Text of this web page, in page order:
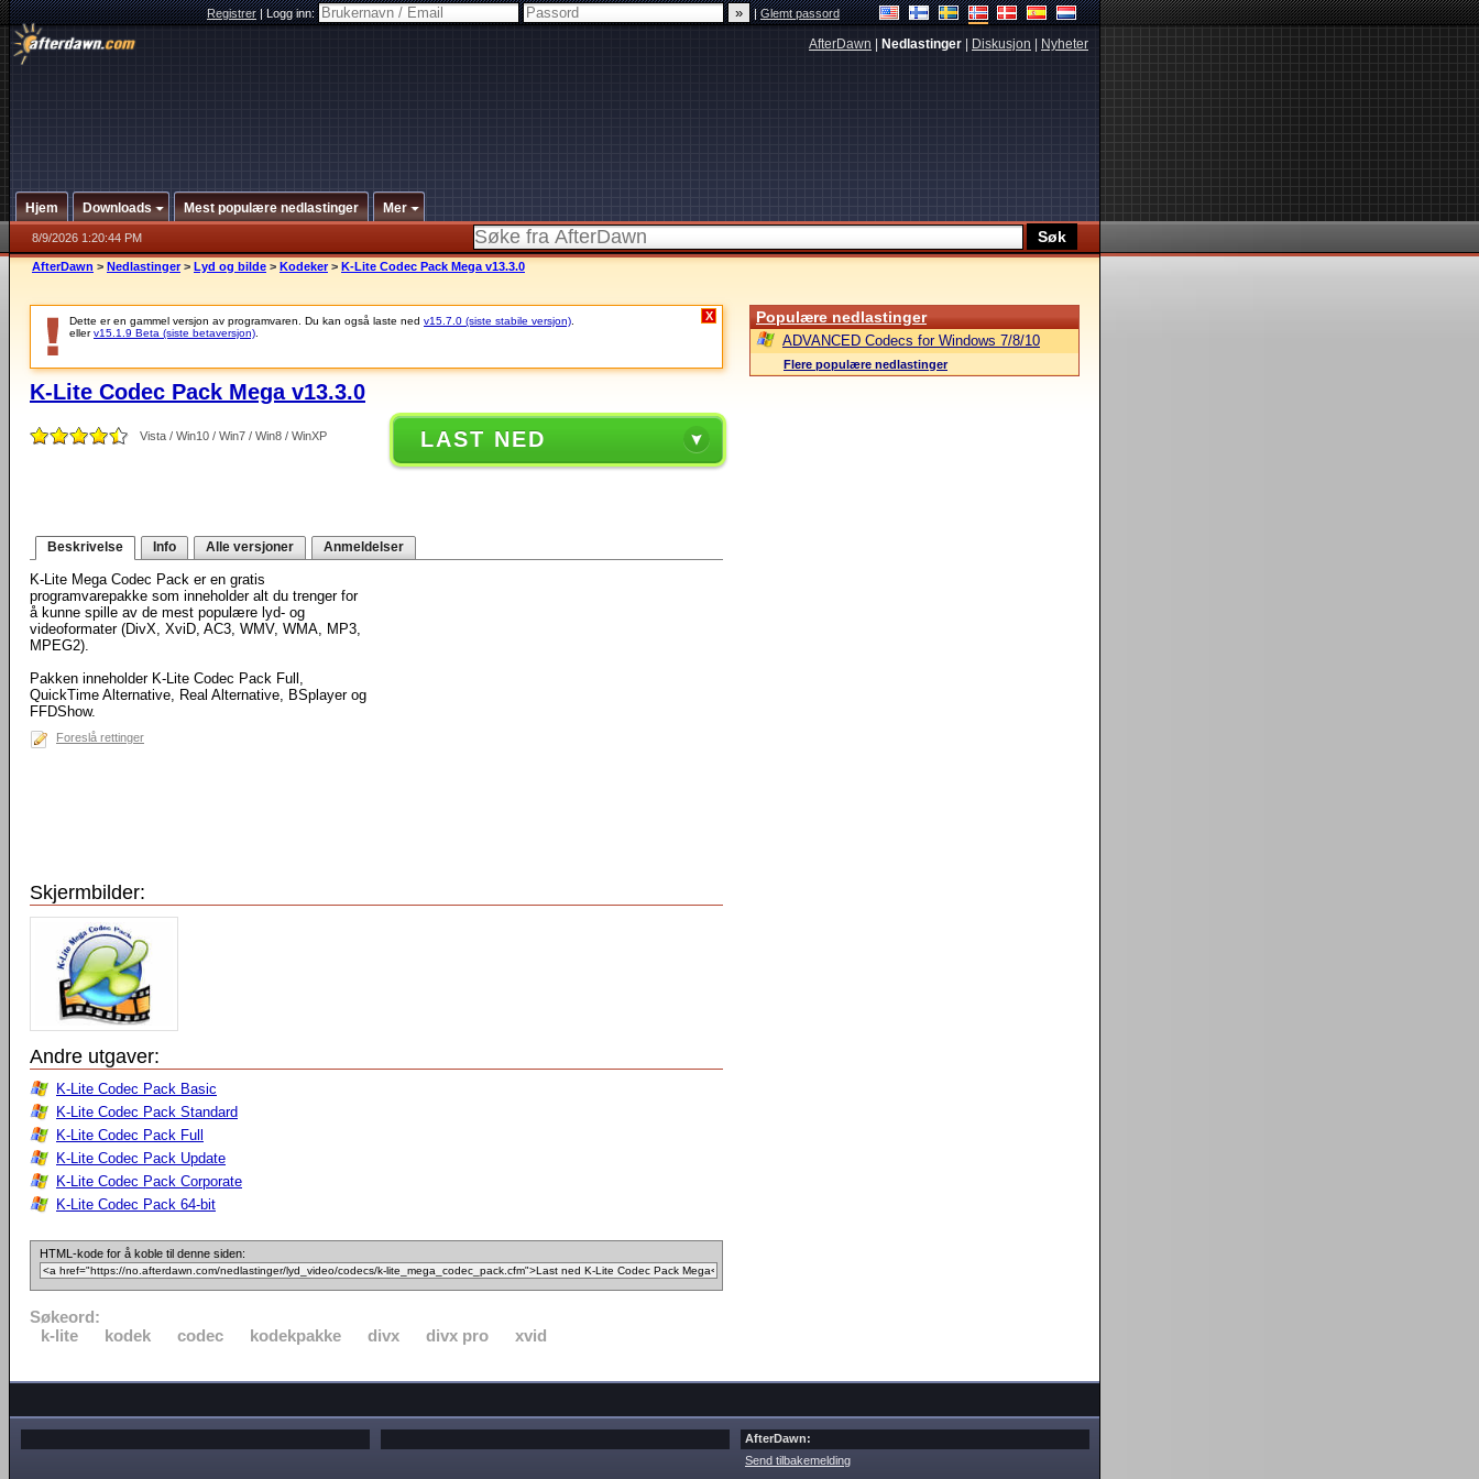
Registrer|Logg inn: |Glemt passord
AfterDawn Nedlastinger Diskusjon Nyheter
Hjem Downloads Mest populære nedlastinger Mer
8/9/2026 1:20:44 PM
AfterDawn > Nedlastinger > Lyd og bilde > Kodeker > K-Lite Codec Pack Mega v13.3.0
Dette er en gammel versjon av programvaren. Du kan også laste ned v15.7.0 (siste stabile versjon)
ellerv15.1.9 Beta (siste betaversjon)
X
K-Lite Codec Pack Mega v13.3.0
Vista / Win10 / Win7 / Win8 / WinXP LAST NED
Beskrivelse Info Alle versjoner Anmeldelser
K-Lite Mega Codec Pack er en gratis
programvarepakke som inneholder alt du trenger for
å kunne spille av de mest populære lyd- og
videoformater (DivX, XviD, AC3, WMV, WMA, MP3,
MPEG2).
Pakken inneholder K-Lite Codec Pack Full,
QuickTime Alternative, Real Alternative, BSplayer og
FFDShow.
Foreslå rettinger
Skjermbilder:
Andre utgaver:
K-Lite Codec Pack Basic
K-Lite Codec Pack Standard
K-Lite Codec Pack Full
K-Lite Codec Pack Update
K-Lite Codec Pack Corporate
K-Lite Codec Pack 64-bit
HTML-kode for å koble til denne siden:
Søkeord:
k-lite
kodek codec kodekpakke divx divx pro xvid
Populære nedlastinger
ADVANCED Codecs for Windows 7/8/10
Flere populære nedlastinger
AfterDawn:
Send tilbakemelding